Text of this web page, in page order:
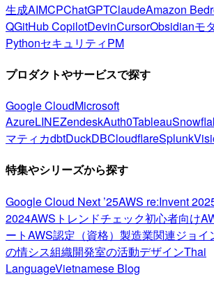
生成AIMCPChatGPTClaudeAmazon
QGitHub CopilotDevinCursorObsidianモ
PythonセキュリティPM
プロダクトやサービスで探す
Google CloudMicrosoft
AzureLINEZendeskAuth0Tableau
マティカdbtDuckDBCloudflareSplunk
特集やシリーズから探す
Google Cloud Next ’25AWS re:Invent
2024AWSトレンドチェック初心者向け
ートAWS認定（資格） 製造業関連ジョイ
の情シス組織開発室の活動デザインThai
LanguageVietnamese Blog